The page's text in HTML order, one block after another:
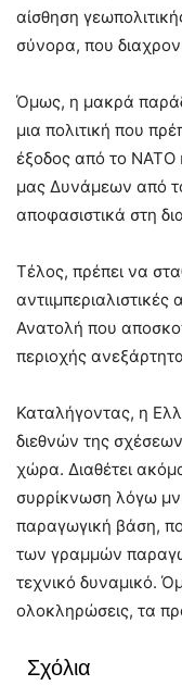
αίσθηση
σύνορα, που
Όμως, η μακρά
μια πολιτική που
έξοδος από το ΝΑΤΟ
μας Δυνάμεων από
αποφασιστικά στη
Τέλος, πρέπει να
Ανατολή που
περιοχής
Καταλήγοντας, η
διεθνών της
χώρα. Διαθέτει
συρρίκνωση λόγω
παραγωγική βάση,
των γραμμών
τεχνικό δυναμικό.
ολοκληρώσεις, τα
Σχόλια